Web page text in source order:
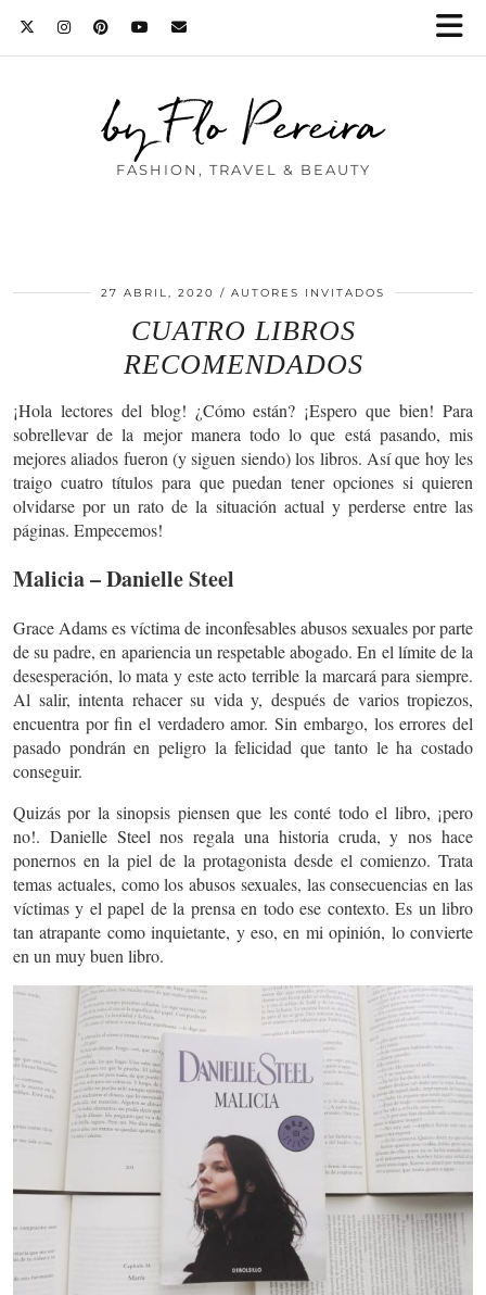
by Flo Pereira
FASHION, TRAVEL & BEAUTY
27 ABRIL, 2020 AUTORES INVITADOS
CUATRO LIBROS
RECOMENDADOS
¡Hola lectores del blog! ¿Cómo están? ¡Espero que bien! Para
sobrellevar de la mejor manera todo lo que está pasando, mis
mejores aliados fueron (y siguen siendo) los libros. Así que hoy les
traigo cuatro títulos para que puedan tener opciones si quieren
olvidarse por un rato de la situación actual y perderse entre las
páginas. Empecemos!
Malicia – Danielle Steel
Grace Adams es víctima de inconfesables abusos sexuales por parte
de su padre, en apariencia un respetable abogado. En el límite de la
desesperación, lo mata y este acto terrible la marcará para siempre.
Al salir, intenta rehacer su vida y, después de varios tropiezos,
encuentra por fin el verdadero amor. Sin embargo, los errores del
pasado pondrán en peligro la felicidad que tanto le ha costado
conseguir.
Quizás por la sinopsis piensen que les conté todo el libro, ¡pero
no!. Danielle Steel nos regala una historia cruda, y nos hace
ponernos en la piel de la protagonista desde el comienzo. Trata
temas actuales, como los abusos sexuales, las consecuencias en las
víctimas y el papel de la prensa en todo ese contexto. Es un libro
tan atrapante como inquietante, y eso, en mi opinión, lo convierte
en un muy buen libro.